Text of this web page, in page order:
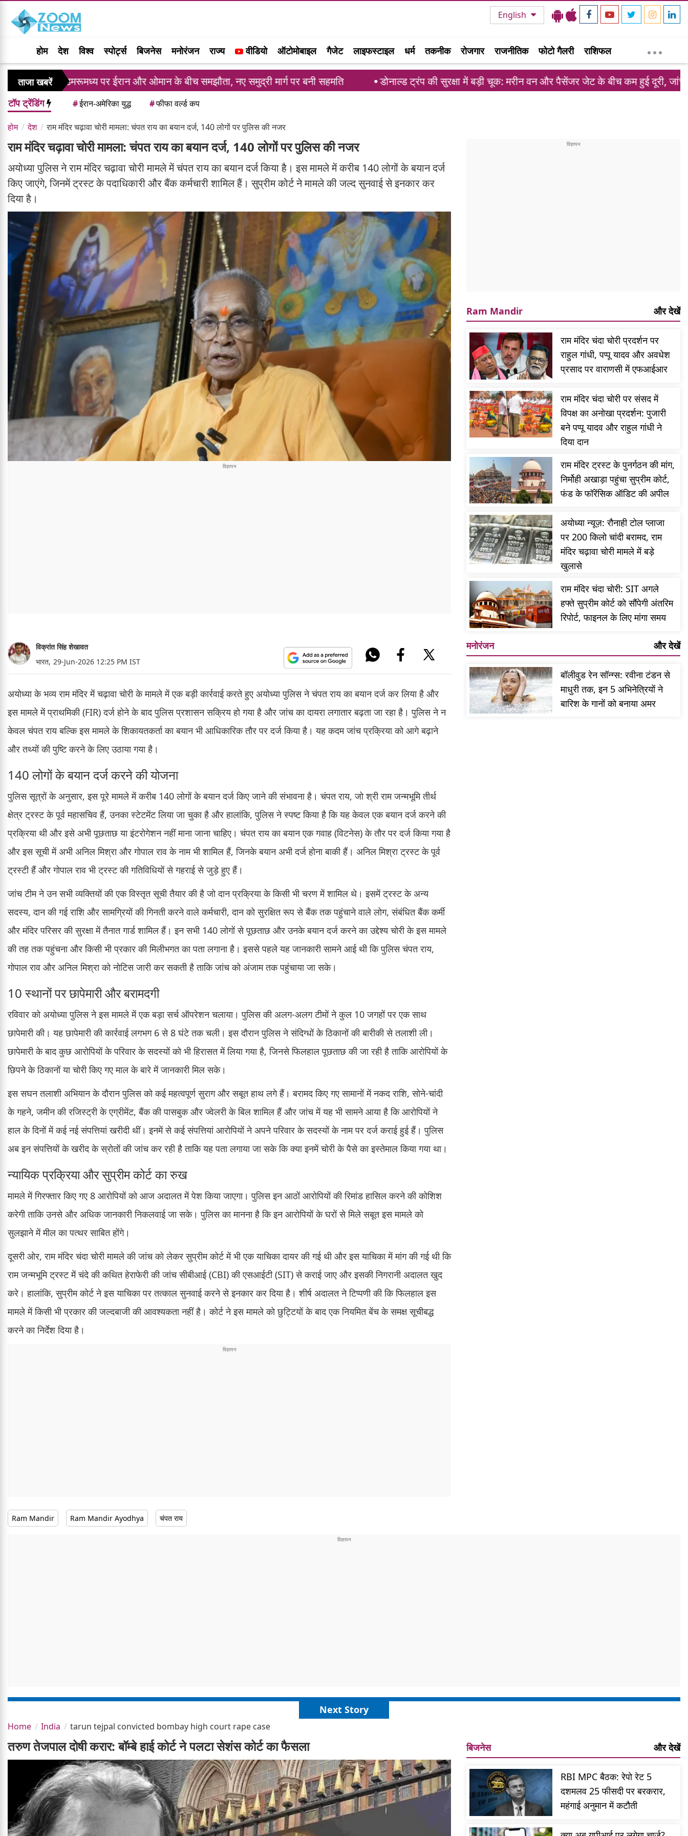
English
होम देश विश्व स्पोर्ट्स बिजनेस मनोरंजन राज्य वीडियो ऑटोमोबाइल गैजेट लाइफस्टाइल धर्म तकनीक रोजगार राजनीतिक फोटो गैलरी राशिफल
ताजा खबरेंपर ईरान और ओमान के बीच समझौता, नए समुद्री मार्ग पर बनी सहमति डोनाल्ड ट्रंप की सुरक्षा में बड़ी चूक: मरीन वन और पैसेंजर जेट के बीच कम हुई दूरी, जांच शुरू
टॉप ट्रेंडिंग #ईरान-अमेरिका युद्ध #फीफा वर्ल्ड कप
होम देश राम मंदिर चढ़ावा चोरी मामला: चंपत राय का बयान दर्ज, 140 लोगों पर पुलिस की नजर
राम मंदिर चढ़ावा चोरी मामला: चंपत राय का बयान दर्ज, 140 लोगों पर पुलिस की नजर
अयोध्या पुलिस ने राम मंदिर चढ़ावा चोरी मामले में चंपत राय का बयान दर्ज किया है। इस मामले में करीब 140 लोगों के बयान दर्ज
किए जाएंगे, जिनमें ट्रस्ट के पदाधिकारी और बैंक कर्मचारी शामिल हैं। सुप्रीम कोर्ट ने मामले की जल्द सुनवाई से इनकार कर
दिया है।
विक्रांत सिंह शेखावत
भारत, 29-Jun-2026 12:25 PM IST
अयोध्या के भव्य राम मंदिर में चढ़ावा चोरी के मामले में एक बड़ी कार्रवाई करते हुए अयोध्या पुलिस ने चंपत राय का बयान दर्ज कर लिया है और
इस मामले में प्राथमिकी (FIR) दर्ज होने के बाद पुलिस प्रशासन सक्रिय हो गया है और जांच का दायरा लगातार बढ़ता जा रहा है। पुलिस ने न
केवल चंपत राय बल्कि इस मामले के शिकायतकर्ता का बयान भी आधिकारिक तौर पर दर्ज किया है। यह कदम जांच प्रक्रिया को आगे बढ़ाने
और तथ्यों की पुष्टि करने के लिए उठाया गया है।
140 लोगों के बयान दर्ज करने की योजना
पुलिस सूत्रों के अनुसार, इस पूरे मामले में करीब 140 लोगों के बयान दर्ज किए जाने की संभावना है। चंपत राय, जो श्री राम जन्मभूमि तीर्थ
क्षेत्र ट्रस्ट के पूर्व महासचिव हैं, उनका स्टेटमेंट लिया जा चुका है और हालांकि, पुलिस ने स्पष्ट किया है कि यह केवल एक बयान दर्ज करने की
प्रक्रिया थी और इसे अभी पूछताछ या इंटरोगेशन नहीं माना जाना चाहिए। चंपत राय का बयान एक गवाह (विटनेस) के तौर पर दर्ज किया गया है
और इस सूची में अभी अनिल मिश्रा और गोपाल राव के नाम भी शामिल हैं, जिनके बयान अभी दर्ज होना बाकी हैं। अनिल मिश्रा ट्रस्ट के पूर्व
ट्रस्टी हैं और गोपाल राव भी ट्रस्ट की गतिविधियों से गहराई से जुड़े हुए हैं।
जांच टीम ने उन सभी व्यक्तियों की एक विस्तृत सूची तैयार की है जो दान प्रक्रिया के किसी भी चरण में शामिल थे। इसमें ट्रस्ट के अन्य
सदस्य, दान की गई राशि और सामग्रियों की गिनती करने वाले कर्मचारी, दान को सुरक्षित रूप से बैंक तक पहुंचाने वाले लोग, संबंधित बैंक कर्मी
और मंदिर परिसर की सुरक्षा में तैनात गार्ड शामिल हैं। इन सभी 140 लोगों से पूछताछ और उनके बयान दर्ज करने का उद्देश्य चोरी के इस मामले
की तह तक पहुंचना और किसी भी प्रकार की मिलीभगत का पता लगाना है। इससे पहले यह जानकारी सामने आई थी कि पुलिस चंपत राय,
गोपाल राव और अनिल मिश्रा को नोटिस जारी कर सकती है ताकि जांच को अंजाम तक पहुंचाया जा सके।
10 स्थानों पर छापेमारी और बरामदगी
रविवार को अयोध्या पुलिस ने इस मामले में एक बड़ा सर्च ऑपरेशन चलाया। पुलिस की अलग-अलग टीमों ने कुल 10 जगहों पर एक साथ
छापेमारी की। यह छापेमारी की कार्रवाई लगभग 6 से 8 घंटे तक चली। इस दौरान पुलिस ने संदिग्धों के ठिकानों की बारीकी से तलाशी ली।
छापेमारी के बाद कुछ आरोपियों के परिवार के सदस्यों को भी हिरासत में लिया गया है, जिनसे फिलहाल पूछताछ की जा रही है ताकि आरोपियों के
छिपने के ठिकानों या चोरी किए गए माल के बारे में जानकारी मिल सके।
इस सघन तलाशी अभियान के दौरान पुलिस को कई महत्वपूर्ण सुराग और सबूत हाथ लगे हैं। बरामद किए गए सामानों में नकद राशि, सोने-चांदी
के गहने, जमीन की रजिस्ट्री के एग्रीमेंट, बैंक की पासबुक और ज्वेलरी के बिल शामिल हैं और जांच में यह भी सामने आया है कि आरोपियों ने
हाल के दिनों में कई नई संपत्तियां खरीदी थीं। इनमें से कई संपत्तियां आरोपियों ने अपने परिवार के सदस्यों के नाम पर दर्ज कराई हुई हैं। पुलिस
अब इन संपत्तियों के खरीद के स्रोतों की जांच कर रही है ताकि यह पता लगाया जा सके कि क्या इनमें चोरी के पैसे का इस्तेमाल किया गया था।
न्यायिक प्रक्रिया और सुप्रीम कोर्ट का रुख
मामले में गिरफ्तार किए गए 8 आरोपियों को आज अदालत में पेश किया जाएगा। पुलिस इन आठों आरोपियों की रिमांड हासिल करने की कोशिश
करेगी ताकि उनसे और अधिक जानकारी निकलवाई जा सके। पुलिस का मानना है कि इन आरोपियों के घरों से मिले सबूत इस मामले को
सुलझाने में मील का पत्थर साबित होंगे।
दूसरी ओर, राम मंदिर चंदा चोरी मामले की जांच को लेकर सुप्रीम कोर्ट में भी एक याचिका दायर की गई थी और इस याचिका में मांग की गई थी कि
राम जन्मभूमि ट्रस्ट में चंदे की कथित हेराफेरी की जांच सीबीआई (CBI) की एसआईटी (SIT) से कराई जाए और इसकी निगरानी अदालत खुद
करे। हालांकि, सुप्रीम कोर्ट ने इस याचिका पर तत्काल सुनवाई करने से इनकार कर दिया है। शीर्ष अदालत ने टिप्पणी की कि फिलहाल इस
मामले में किसी भी प्रकार की जल्दबाजी की आवश्यकता नहीं है। कोर्ट ने इस मामले को छुट्टियों के बाद एक नियमित बेंच के समक्ष सूचीबद्ध
करने का निर्देश दिया है।
Ram Mandir Ram Mandir Ayodhya चंपत राय
Ram Mandir और देखें
राम मंदिर चंदा चोरी प्रदर्शन पर
राहुल गांधी, पप्पू यादव और अवधेश
प्रसाद पर वाराणसी में एफआईआर
राम मंदिर चंदा चोरी पर संसद में
विपक्ष का अनोखा प्रदर्शन: पुजारी
बने पप्पू यादव और राहुल गांधी ने
दिया दान
राम मंदिर ट्रस्ट के पुनर्गठन की मांग,
निर्मोही अखाड़ा पहुंचा सुप्रीम कोर्ट,
फंड के फॉरेंसिक ऑडिट की अपील
अयोध्या न्यूज़: रौनाही टोल प्लाजा
पर 200 किलो चांदी बरामद, राम
मंदिर चढ़ावा चोरी मामले में बड़े
खुलासे
राम मंदिर चंदा चोरी: SIT अगले
हफ्ते सुप्रीम कोर्ट को सौंपेगी अंतरिम
रिपोर्ट, फाइनल के लिए मांगा समय
मनोरंजन और देखें
बॉलीवुड रेन सॉन्ग्स: रवीना टंडन से
माधुरी तक, इन 5 अभिनेत्रियों ने
बारिश के गानों को बनाया अमर
Next Story
Home India tarun tejpal convicted bombay high court rape case
तरुण तेजपाल दोषी करार: बॉम्बे हाई कोर्ट ने पलटा सेशंस कोर्ट का फैसला बिजनेस और देखें
RBI MPC बैठक: रेपो रेट 5
दशमलव 25 फीसदी पर बरकरार,
महंगाई अनुमान में कटौती